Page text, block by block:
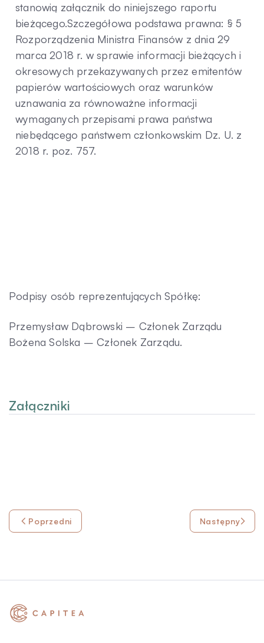
stanowią załącznik do niniejszego raportu
bieżącego.Szczegółowa podstawa prawna: § 5
Rozporządzenia Ministra Finansów z dnia 29
marca 2018 r. w sprawie informacji bieżących i
okresowych przekazywanych przez emitentów
papierów wartościowych oraz warunków
uznawania za równoważne informacji
wymaganych przepisami prawa państwa
niebędącego państwem członkowskim Dz. U. z
2018 r. poz. 757.
Podpisy osób reprezentujących Spółkę:
Przemysław Dąbrowski – Członek Zarządu
Bożena Solska – Członek Zarządu.
Załączniki
Poprzedni Następny